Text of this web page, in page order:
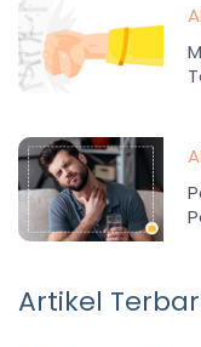
Artikel